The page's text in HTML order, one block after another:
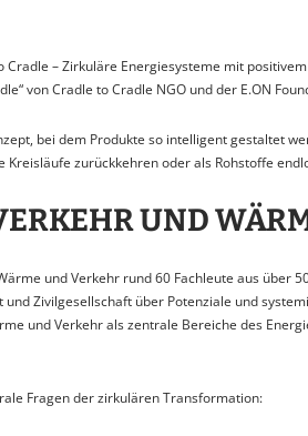
– Zirkuläre Energiesysteme mit
von Cradle to Cradle NGO und der E.ON
bei dem Produkte so intelligent gestaltet
zurückkehren oder als Rohstoffe
UND
und Verkehr rund 60 Fachleute aus über
Zivilgesellschaft über Potenziale und
und Verkehr als zentrale Bereiche des
Fragen der zirkulären Transformation: